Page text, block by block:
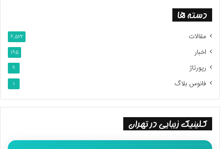
دسته ها
مقالات 6,522
اخبار 195
رپورتاژ 9
فانوس بلاگ 1
کلینیک زیبایی در تهران